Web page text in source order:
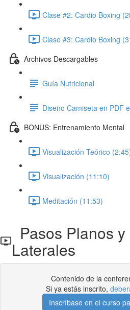
Clase #2: Cardio Boxing
Clase #3: Cardio Boxing
Archivos Descargables
Guía Nutricional
Diseño Camiseta en PDF
BONUS: Entrenamiento Mental
Visualización Teórico
Visualización (11:10)
Meditación (11:53)
Pasos Planos
Laterales
Contenido de la
Si ya estás inscrito,
Inscríbase en el curso